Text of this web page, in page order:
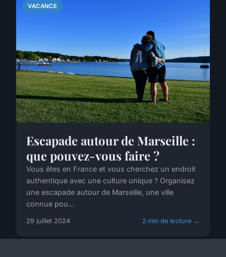
VACANCE
Escapade autour de Marseille :
que pouvez-vous faire ?
Vous êtes en France et vous cherchez un endroit
authentique avec une culture unique ? Organisez
une escapade autour de Marseille, une ville
connue pou...
29 juillet 2024 2 min de lecture →